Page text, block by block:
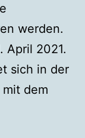
werden.
April 2021.
sich in der
dem